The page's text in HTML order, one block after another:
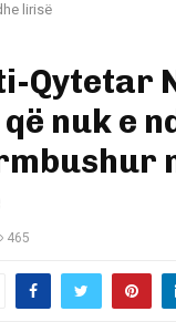
lirisë
Qytetar
nuk e
465